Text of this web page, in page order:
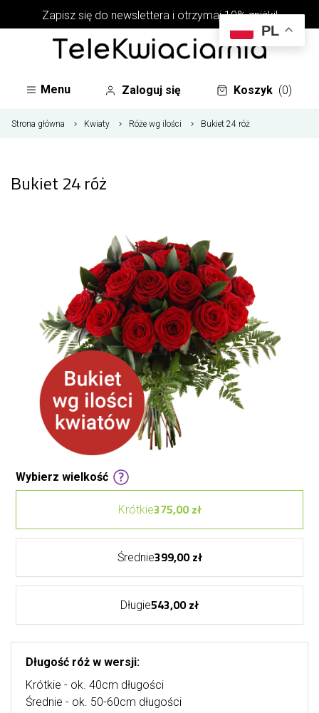
Zapisz się do newslettera i otrzymaj 10% zniżki!
Menu Zaloguj się Koszyk (0)
Strona główna Kwiaty Róże wg ilości Bukiet 24 róż
Bukiet 24 róż
Wybierz wielkość
Krótkie375,00 zł
Średnie399,00 zł
Długie543,00 zł
Długość róż w wersji:
Krótkie - ok. 40cm długości
Średnie - ok. 50-60cm długości
PL